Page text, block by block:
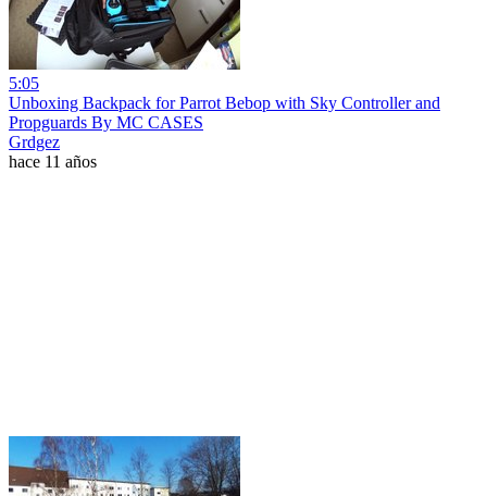
5:05
Unboxing Backpack for Parrot Bebop with Sky Controller and
Propguards By MC CASES
Grdgez
hace 11 años